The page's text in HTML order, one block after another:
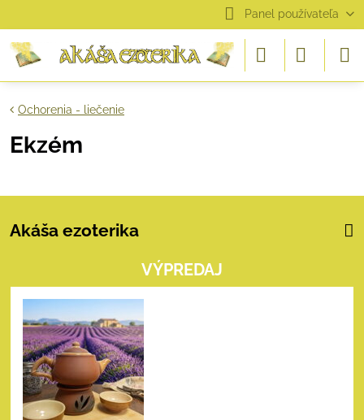
Panel používateľa
Ochorenia - liečenie
Ekzém
Akáša ezoterika
VÝPREDAJ